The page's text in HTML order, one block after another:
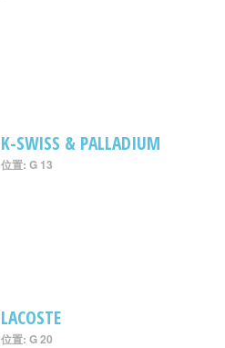
K-SWISS & PALLADIUM
位置: G 13
LACOSTE
位置: G 20